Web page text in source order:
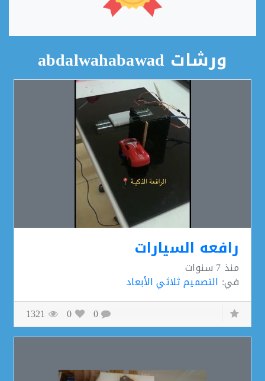
ورشات abdalwahabawad
رافعه السيارات
التصميم ثلاثي الأبعاد
0
1321